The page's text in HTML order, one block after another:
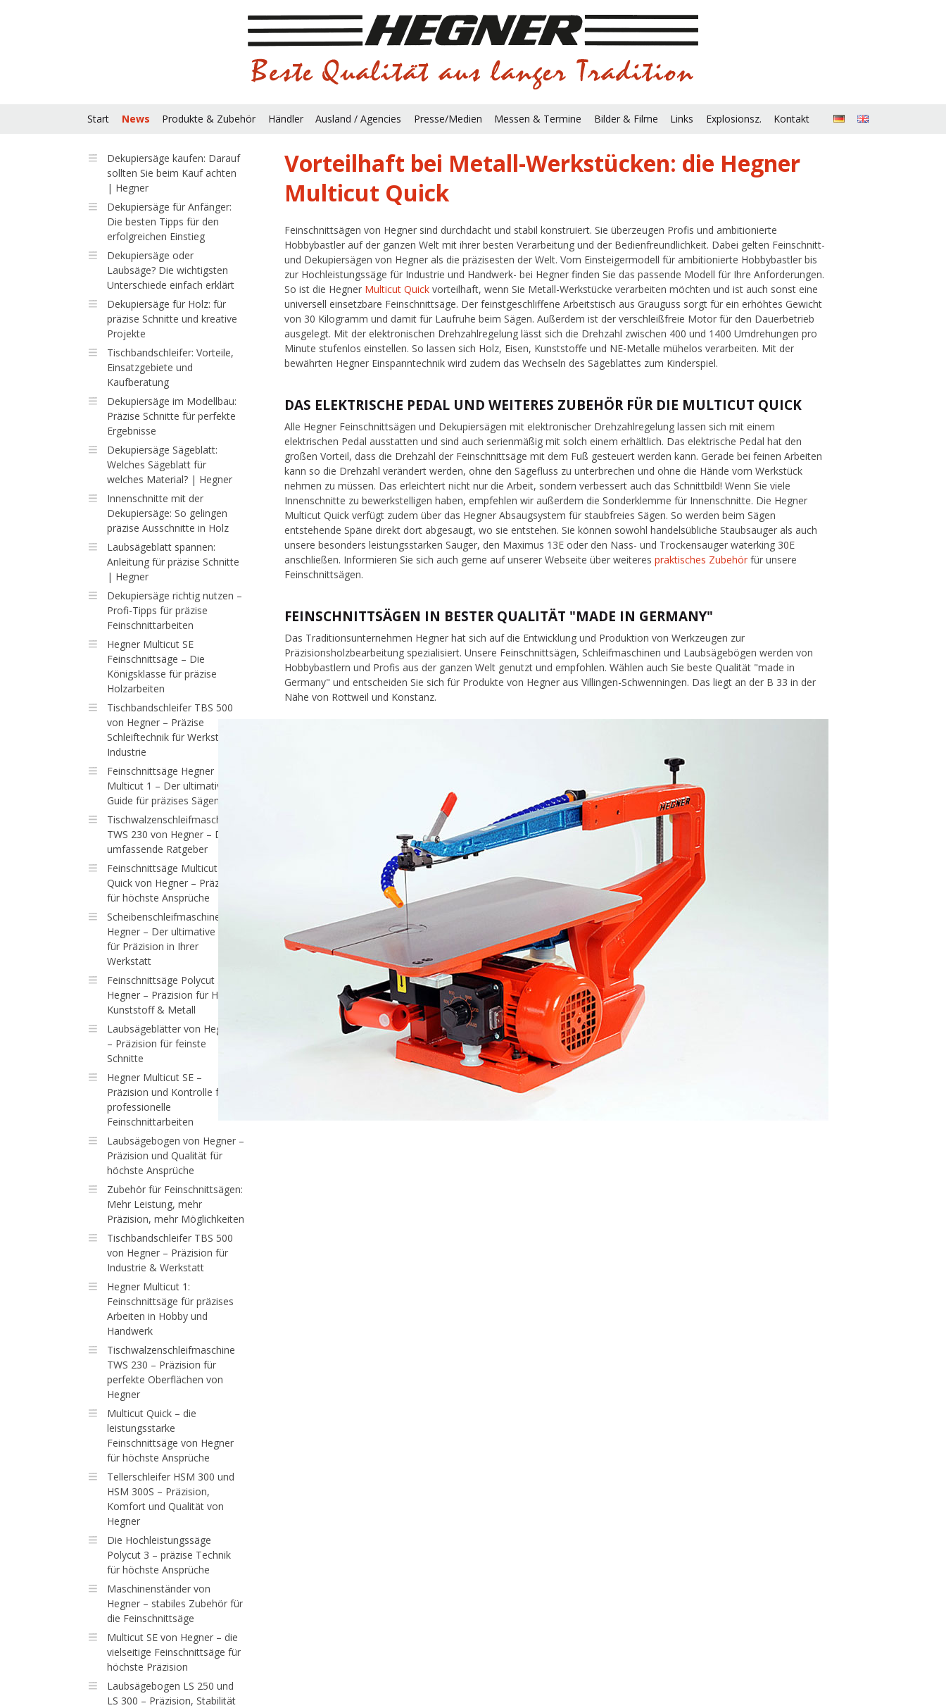
Start News Produkte & Zubehör Händler Ausland / Agencies Presse/Medien Messen & Termine Bilder & Filme Links Explosionsz. Kontakt
Dekupiersäge kaufen: Darauf
sollten Sie beim Kauf achten
| Hegner
Dekupiersäge für Anfänger:
Die besten Tipps für den
erfolgreichen Einstieg
Dekupiersäge oder
Laubsäge? Die wichtigsten
Unterschiede einfach erklärt
Dekupiersäge für Holz: für
präzise Schnitte und kreative
Projekte
Tischbandschleifer: Vorteile,
Einsatzgebiete und
Kaufberatung
Dekupiersäge im Modellbau:
Präzise Schnitte für perfekte
Ergebnisse
Dekupiersäge Sägeblatt:
Welches Sägeblatt für
welches Material? | Hegner
Innenschnitte mit der
Dekupiersäge: So gelingen
präzise Ausschnitte in Holz
Laubsägeblatt spannen:
Anleitung für präzise Schnitte
| Hegner
Dekupiersäge richtig nutzen –
Profi-Tipps für präzise
Feinschnittarbeiten
Hegner Multicut SE
Feinschnittsäge – Die
Königsklasse für präzise
Holzarbeiten
Tischbandschleifer TBS 500
von Hegner – Präzise
Schleiftechnik für Werkstatt &
Industrie
Feinschnittsäge Hegner
Multicut 1 – Der ultimative
Guide für präzises Sägen
Tischwalzenschleifmaschine
TWS 230 von Hegner – Der
umfassende Ratgeber
Feinschnittsäge Multicut
Quick von Hegner – Präzision
für höchste Ansprüche
Scheibenschleifmaschine von
Hegner – Der ultimative Guide
für Präzision in Ihrer
Werkstatt
Feinschnittsäge Polycut 3 von
Hegner – Präzision für Holz,
Kunststoff & Metall
Laubsägeblätter von Hegner
– Präzision für feinste
Schnitte
Hegner Multicut SE –
Präzision und Kontrolle für
professionelle
Feinschnittarbeiten
Laubsägebogen von Hegner –
Präzision und Qualität für
höchste Ansprüche
Zubehör für Feinschnittsägen:
Mehr Leistung, mehr
Präzision, mehr Möglichkeiten
Tischbandschleifer TBS 500
von Hegner – Präzision für
Industrie & Werkstatt
Hegner Multicut 1:
Feinschnittsäge für präzises
Arbeiten in Hobby und
Handwerk
Tischwalzenschleifmaschine
TWS 230 – Präzision für
perfekte Oberflächen von
Hegner
Multicut Quick – die
leistungsstarke
Feinschnittsäge von Hegner
für höchste Ansprüche
Tellerschleifer HSM 300 und
HSM 300S – Präzision,
Komfort und Qualität von
Hegner
Die Hochleistungssäge
Polycut 3 – präzise Technik
für höchste Ansprüche
Maschinenständer von
Hegner – stabiles Zubehör für
die Feinschnittsäge
Multicut SE von Hegner – die
vielseitige Feinschnittsäge für
höchste Präzision
Laubsägebogen LS 250 und
LS 300 – Präzision, Stabilität
Vorteilhaft bei Metall-Werkstücken: die Hegner
Multicut Quick
Feinschnittsägen von Hegner sind durchdacht und stabil konstruiert. Sie überzeugen Profis und ambitionierte
Hobbybastler auf der ganzen Welt mit ihrer besten Verarbeitung und der Bedienfreundlichkeit. Dabei gelten Feinschnitt-
und Dekupiersägen von Hegner als die präzisesten der Welt. Vom Einsteigermodell für ambitionierte Hobbybastler bis
zur Hochleistungssäge für Industrie und Handwerk- bei Hegner finden Sie das passende Modell für Ihre Anforderungen.
So ist die Hegner Multicut Quick vorteilhaft, wenn Sie Metall-Werkstücke verarbeiten möchten und ist auch sonst eine
universell einsetzbare Feinschnittsäge. Der feinstgeschliffene Arbeitstisch aus Grauguss sorgt für ein erhöhtes Gewicht
von 30 Kilogramm und damit für Laufruhe beim Sägen. Außerdem ist der verschleißfreie Motor für den Dauerbetrieb
ausgelegt. Mit der elektronischen Drehzahlregelung lässt sich die Drehzahl zwischen 400 und 1400 Umdrehungen pro
Minute stufenlos einstellen. So lassen sich Holz, Eisen, Kunststoffe und NE-Metalle mühelos verarbeiten. Mit der
bewährten Hegner Einspanntechnik wird zudem das Wechseln des Sägeblattes zum Kinderspiel.
DAS ELEKTRISCHE PEDAL UND WEITERES ZUBEHÖR FÜR DIE MULTICUT QUICK
Alle Hegner Feinschnittsägen und Dekupiersägen mit elektronischer Drehzahlregelung lassen sich mit einem
elektrischen Pedal ausstatten und sind auch serienmäßig mit solch einem erhältlich. Das elektrische Pedal hat den
großen Vorteil, dass die Drehzahl der Feinschnittsäge mit dem Fuß gesteuert werden kann. Gerade bei feinen Arbeiten
kann so die Drehzahl verändert werden, ohne den Sägefluss zu unterbrechen und ohne die Hände vom Werkstück
nehmen zu müssen. Das erleichtert nicht nur die Arbeit, sondern verbessert auch das Schnittbild! Wenn Sie viele
Innenschnitte zu bewerkstelligen haben, empfehlen wir außerdem die Sonderklemme für Innenschnitte. Die Hegner
Multicut Quick verfügt zudem über das Hegner Absaugsystem für staubfreies Sägen. So werden beim Sägen
entstehende Späne direkt dort abgesaugt, wo sie entstehen. Sie können sowohl handelsübliche Staubsauger als auch
unsere besonders leistungsstarken Sauger, den Maximus 13E oder den Nass- und Trockensauger waterking 30E
anschließen. Informieren Sie sich auch gerne auf unserer Webseite über weiterespraktisches Zubehörfür unsere
Feinschnittsägen.
FEINSCHNITTSÄGEN IN BESTER QUALITÄT "MADE IN GERMANY"
Das Traditionsunternehmen Hegner hat sich auf die Entwicklung und Produktion von Werkzeugen zur
Präzisionsholzbearbeitung spezialisiert. Unsere Feinschnittsägen, Schleifmaschinen und Laubsägebögen werden von
Hobbybastlern und Profis aus der ganzen Welt genutzt und empfohlen. Wählen auch Sie beste Qualität "made in
Germany" und entscheiden Sie sich für Produkte von Hegner aus Villingen-Schwenningen. Das liegt an der B 33 in der
Nähe von Rottweil und Konstanz.